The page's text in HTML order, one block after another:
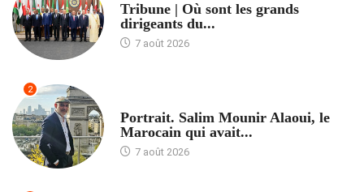
Tribune | Où sont les grands
dirigeants du...
7 août 2026
2
Portrait. Salim Mounir Alaoui, le
Marocain qui avait...
7 août 2026